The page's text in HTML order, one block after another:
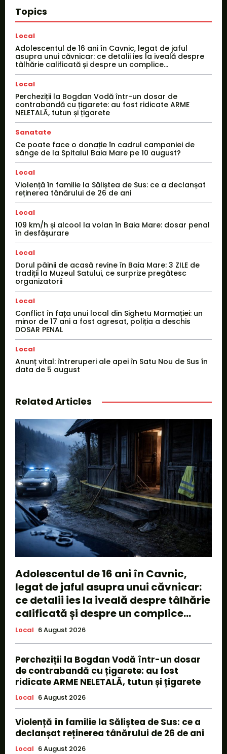
Topics
Local
Adolescentul de 16 ani în Cavnic, legat de jaful
asupra unui căvnicar: ce detalii ies la iveală despre
tâlhărie calificată și despre un complice...
Local
Percheziții la Bogdan Vodă într-un dosar de
contrabandă cu țigarete: au fost ridicate ARME
NELETALĂ, tutun și țigarete
Sanatate
Ce poate face o donație în cadrul campaniei de
sânge de la Spitalul Baia Mare pe 10 august?
Local
Violență în familie la Săliștea de Sus: ce a declanșat
reținerea tânărului de 26 de ani
Local
109 km/h și alcool la volan în Baia Mare: dosar penal
în desfășurare
Local
Dorul pâinii de acasă revine în Baia Mare: 3 ZILE de
tradiții la Muzeul Satului, ce surprize pregătesc
organizatorii
Local
Conflict în fața unui local din Sighetu Marmației: un
minor de 17 ani a fost agresat, poliția a deschis
DOSAR PENAL
Local
Anunț vital: întreruperi ale apei în Satu Nou de Sus în
data de 5 august
Related Articles
Adolescentul de 16 ani în Cavnic,
legat de jaful asupra unui căvnicar:
ce detalii ies la iveală despre tâlhărie
calificată și despre un complice...
Local 6 August 2026
Percheziții la Bogdan Vodă într-un dosar
de contrabandă cu țigarete: au fost
ridicate ARME NELETALĂ, tutun și țigarete
Local 6 August 2026
Violență în familie la Săliștea de Sus: ce a
declanșat reținerea tânărului de 26 de ani
Local 6 August 2026